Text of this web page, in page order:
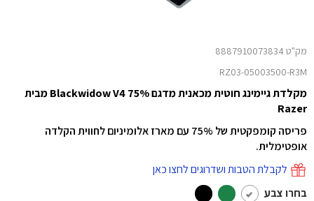
מק"ט 8887910073834
RZ03-05003500-R3M
מקלדת גיימינג חוטית מכאנית מדגם Blackwidow V4 75% מבית
Razer
פריסה קומפקטית של 75% עם מארז אלומיניום לחווית הקלדה
אופטימלית.
לקבלת הטבות ושדרוגים לחצו כאן
בחרו צבע